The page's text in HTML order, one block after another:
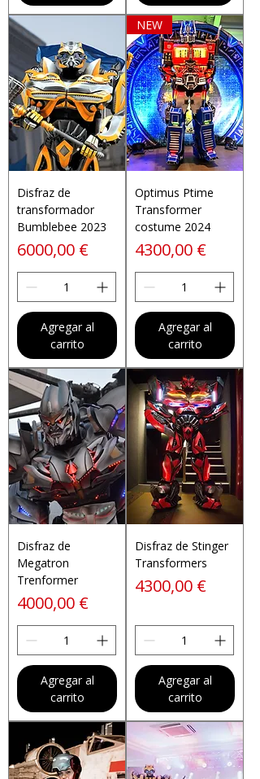
Disfraz de
transformador
Bumblebee 2023
Precio
6000,00 €
Agregar al
carrito
NEW
Optimus Ptime
Transformer
costume 2024
Precio
4300,00 €
Agregar al
carrito
Disfraz de
Megatron
Trenformer
Precio
4000,00 €
Agregar al
carrito
Disfraz de Stinger
Transformers
Precio
4300,00 €
Agregar al
carrito